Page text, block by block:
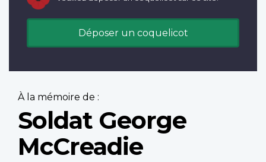
Déposer un coquelicot
À la mémoire de :
Soldat George
McCreadie